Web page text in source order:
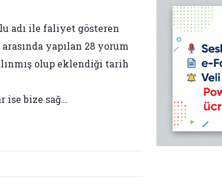
adı ile faliyet gösteren
yapılan 28 yorum
olup eklendiği tarih
ise bize sağ…